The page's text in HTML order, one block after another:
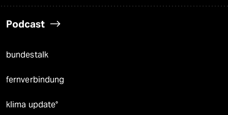
Podcast
bundestalk
fernverbindung
klima update°